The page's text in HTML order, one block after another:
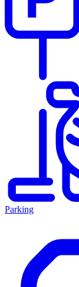
Parking